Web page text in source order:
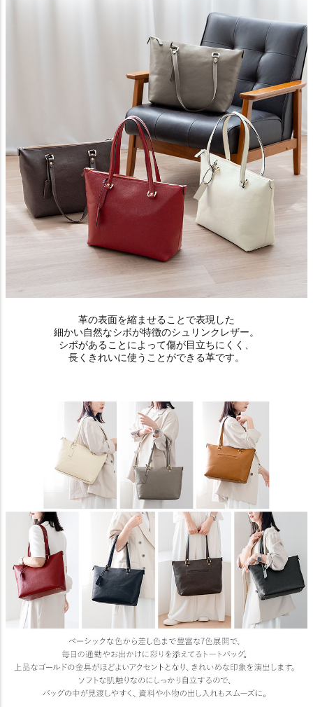
革の表面を縮ませることで表現した
細かい自然なシボが特徴のシュリンクレザー。
シボがあることによって傷が目立ちにくく、
長くきれいに使うことができる革です。